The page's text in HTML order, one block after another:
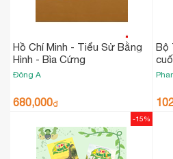
Hồ Chí Minh - Tiểu Sử Bằng
Hình - Bìa Cứng
Đông A
680,000₫
Bộ
-15%